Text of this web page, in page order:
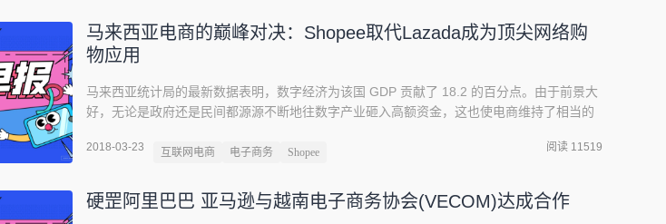
马来西亚电商的巅峰对决：Shopee取代Lazada成为顶尖网络购
物应用
马来西亚统计局的最新数据表明，数字经济为该国 GDP 贡献了 18.2 的百分点。由于前景大
好，无论是政府还是民间都源源不断地往数字产业砸入高额资金，这也使电商维持了相当的
关键的电商玩家和揭示马来西亚人的新视野。Lazada 扩大在马领先优势比较 2017 年第三至
2018-03-23 互联网电商 电子商务 Shopee 阅读 11519
硬罡阿里巴巴 亚马逊与越南电子商务协会(VECOM)达成合作